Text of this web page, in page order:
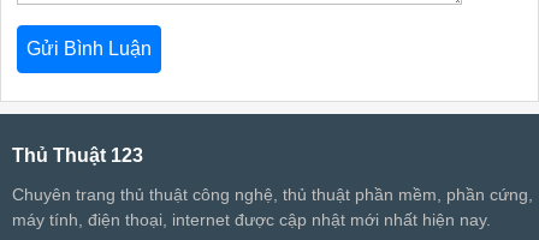
Thủ Thuật 123
Chuyên trang thủ thuật công nghệ, thủ thuật phần mềm, phần cứng,
máy tính, điện thoại, internet được cập nhật mới nhất hiện nay.